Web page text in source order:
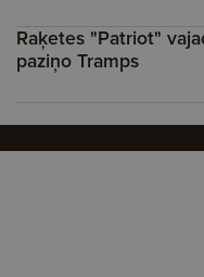
Raķetes "Patriot"
paziņo Tramps